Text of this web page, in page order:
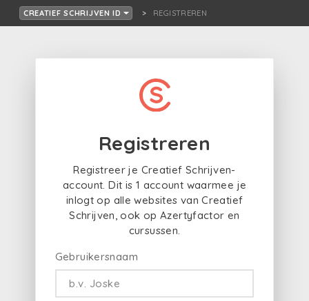
CREATIEF SCHRIJVEN ID REGISTREREN
Registreren
Registreer je Creatief Schrijven-
account. Dit is 1 account waarmee je
inlogt op alle websites van Creatief
Schrijven, ook op Azertyfactor en
cursussen.
Gebruikersnaam